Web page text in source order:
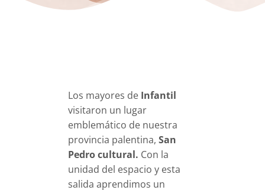
Los mayores de Infantil
visitaron un lugar
emblemático de nuestra
provincia palentina,San
Pedro cultural. Con la
unidad del espacio y esta
salida aprendimos un